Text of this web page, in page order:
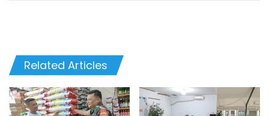
Related Articles